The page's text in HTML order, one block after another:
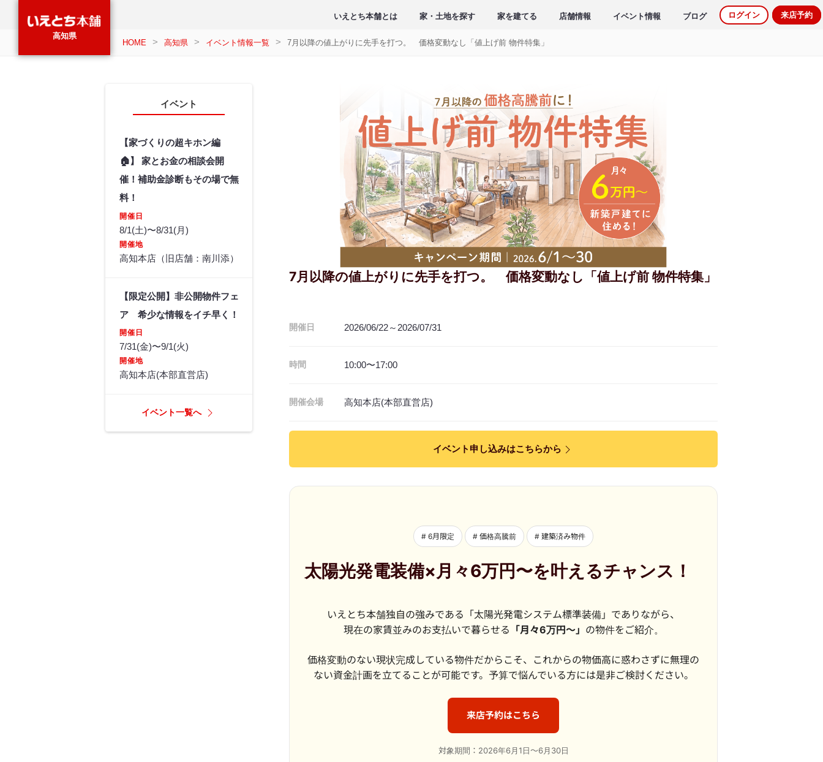
高知県
いえとち本舗とは 家・土地を探す 家を建てる 店舗情報 イベント情報 ブログ ログイン 来店予約
HOME 高知県 イベント情報一覧 7月以降の値上がりに先手を打つ。 価格変動なし「値上げ前 物件特集」
イベント
【家づくりの超キホン編
🏠】 家とお金の相談会開
催！補助金診断もその場で無
料！
開催日
8/1(土)〜8/31(月)
開催地
高知本店（旧店舗：南川添）
【限定公開】非公開物件フェ
ア 希少な情報をイチ早く！
開催日
7/31(金)〜9/1(火)
開催地
高知本店(本部直営店)
イベント一覧へ
7月以降の値上がりに先手を打つ。 価格変動なし「値上げ前 物件特集」
開催日 2026/06/22～2026/07/31
時間 10:00〜17:00
開催会場 高知本店(本部直営店)
イベント申し込みはこちらから
# 6月限定 # 価格高騰前 # 建築済み物件
太陽光発電装備×月々6万円〜を叶えるチャンス！
いえとち本舗独自の強みである「太陽光発電システム標準装備」でありながら、
現在の家賃並みのお支払いで暮らせる 「月々6万円〜」 の物件をご紹介。
価格変動のない現状完成している物件だからこそ、これからの物価高に惑わさずに無理の
ない資金計画を立てることが可能です。予算で悩んでいる方には是非ご検討ください。
来店予約はこちら
対象期間：2026年6月1日～6月30日